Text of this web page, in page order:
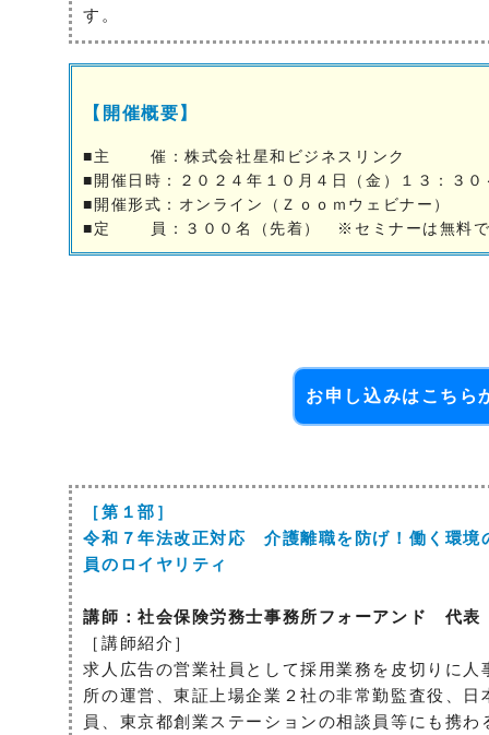
す。
【開催概要】
■主 催：株式会社星和ビジネスリンク
■開催日時：２０２４年１０月４日（金）１３：３
■開催形式：オンライン（Ｚｏｏｍウェビナー）
■定 員：３００名（先着） ※セミナーは無料
お申し込みはこちら
［第１部］
令和７年法改正対応 介護離職を防げ！働く環境
員のロイヤリティ
講師：社会保険労務士事務所フォーアンド
［講師紹介］
求人広告の営業社員として採用業務を皮切りに
所の運営、東証上場企業２社の非常勤監査役、
員、東京都創業ステーションの相談員等にも携